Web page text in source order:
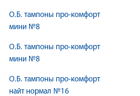
О.Б. тампоны про-комфорт
мини №8
О.Б. тампоны про-комфорт
мини №8
О.Б. тампоны про-комфорт
найт нормал №16